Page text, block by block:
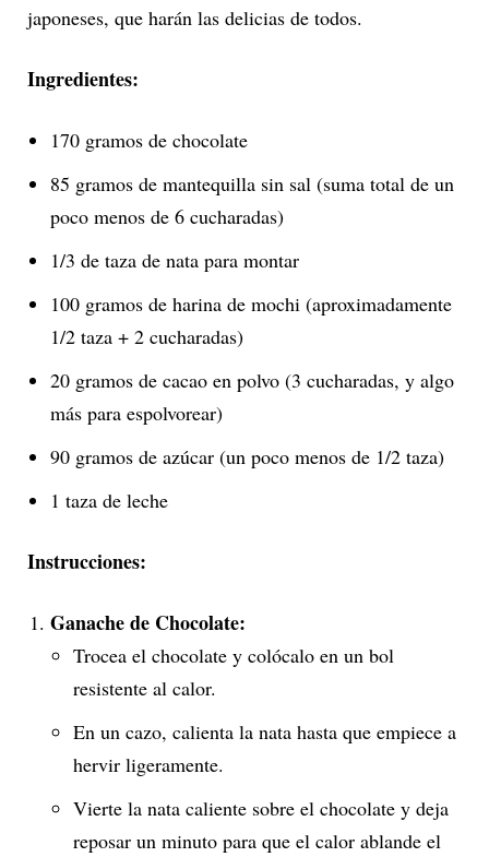
japoneses, que harán las delicias de todos.
Ingredientes:
170 gramos de chocolate
85 gramos de mantequilla sin sal (suma total de un
poco menos de 6 cucharadas)
1/3 de taza de nata para montar
100 gramos de harina de mochi (aproximadamente
1/2 taza + 2 cucharadas)
20 gramos de cacao en polvo (3 cucharadas, y algo
más para espolvorear)
90 gramos de azúcar (un poco menos de 1/2 taza)
1 taza de leche
Instrucciones:
Ganache de Chocolate:
Trocea el chocolate y colócalo en un bol
resistente al calor.
En un cazo, calienta la nata hasta que empiece a
hervir ligeramente.
Vierte la nata caliente sobre el chocolate y deja
reposar un minuto para que el calor ablande el